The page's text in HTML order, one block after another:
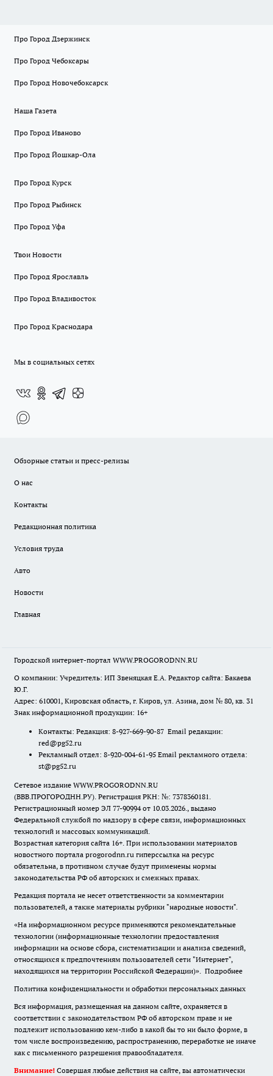
Про Город Дзержинск
Про Город Чебоксары
Про Город Новочебоксарск
Наша Газета
Про Город Иваново
Про Город Йошкар-Ола
Про Город Курск
Про Город Рыбинск
Про Город Уфа
Твои Новости
Про Город Ярославль
Про Город Владивосток
Про Город Краснодара
Мы в социальных сетях
Обзорные статьи и пресс-релизы
О нас
Контакты
Редакционная политика
Условия труда
Авто
Новости
Главная
Городской интернет-портал WWW.PROGORODNN.RU
О компании: Учредитель: ИП Звеняцкая Е.А. Редактор сайта: Бакаева
Ю.Г.
Адрес: 610001, Кировская область, г. Киров, ул. Азина, дом № 80, кв. 31
Знак информационной продукции: 16+
Контакты: Редакция: 8-927-669-90-87 Email редакции:
red@pg52.ru
Рекламный отдел: 8-920-004-61-95 Email рекламного отдела:
st@pg52.ru
Сетевое издание WWW.PROGORODNN.RU
(ВВВ.ПРОГОРОДНН.РУ). Регистрация РКН: №: 7378360181.
Регистрационный номер ЭЛ 77-90994 от 10.03.2026., выдано
Федеральной службой по надзору в сфере связи, информационных
технологий и массовых коммуникаций.
Возрастная категория сайта 16+. При использовании материалов
новостного портала progorodnn.ru гиперссылка на ресурс
обязательна, в противном случае будут применены нормы
законодательства РФ об авторских и смежных правах.
Редакция портала не несет ответственности за комментарии
пользователей, а также материалы рубрики "народные новости".
«На информационном ресурсе применяются рекомендательные
технологии (информационные технологии предоставления
информации на основе сбора, систематизации и анализа сведений,
относящихся к предпочтениям пользователей сети "Интернет",
находящихся на территории Российской Федерации)». Подробнее
Политика конфиденциальности и обработки персональных данных
Вся информация, размещенная на данном сайте, охраняется в
соответствии с законодательством РФ об авторском праве и не
подлежит использованию кем-либо в какой бы то ни было форме, в
том числе воспроизведению, распространению, переработке не иначе
как с письменного разрешения правообладателя.
Внимание! Совершая любые действия на сайте, вы автоматически